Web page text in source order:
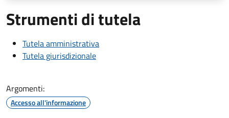
Strumenti di tutela
Tutela amministrativa
Tutela giurisdizionale
Argomenti:
Accesso all'informazione